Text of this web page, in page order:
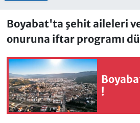
Boyabat'ta şehit aileleri
onuruna iftar programı
!